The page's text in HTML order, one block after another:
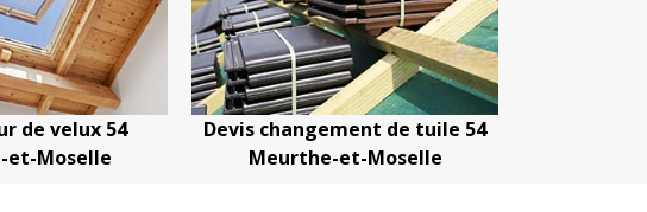
Devis changement de tuile 54
Meurthe-et-Moselle
Devis nettoyage de toiture 54
Meurthe-et-Moselle